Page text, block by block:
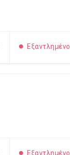
Εξαντλημένο
Εξαντλημένο